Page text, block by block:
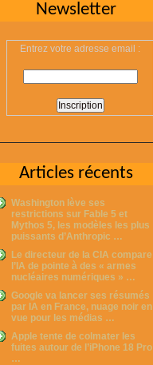
Newsletter
Entrez votre adresse email :
Articles récents
Washington lève ses
restrictions sur Fable 5 et
Mythos 5, les modèles les plus
puissants d’Anthropic …
Le directeur de la CIA compare
l’IA de pointe à des « armes
nucléaires numériques » …
Google va lancer ses résumés
par IA en France, nuage noir en
vue pour les médias …
Apple tente de colmater les
fuites autour de l’iPhone 18 Pro
…